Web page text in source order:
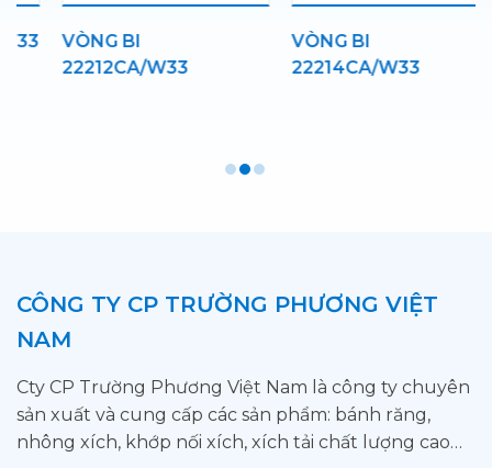
VÒNG BI
22212CA/W33
VÒNG BI
22214CA/W33
CÔNG TY CP TRƯỜNG PHƯƠNG VIỆT
NAM
Cty CP Trường Phương Việt Nam là công ty chuyên
sản xuất và cung cấp các sản phẩm: bánh răng,
nhông xích, khớp nối xích, xích tải chất lượng cao…